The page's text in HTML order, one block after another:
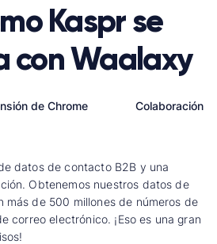
Kaspr se
con Waalaxy
de Chrome Colaboración
datos de contacto B2B y una
Obtenemos nuestros datos de
más de 500 millones de números de
correo electrónico. ¡Eso es una gran